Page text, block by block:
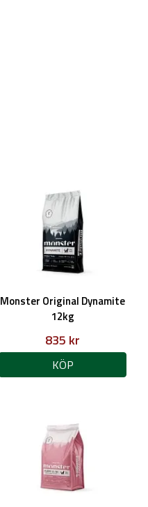
Monster Original Dynamite
12kg
835 kr
KÖP